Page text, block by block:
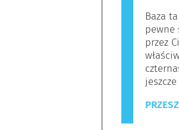
Baza
pewne
przez